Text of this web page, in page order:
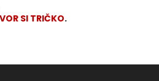
SI TRIČKO.